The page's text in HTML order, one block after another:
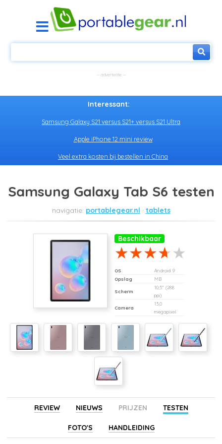
Interessant:
Samsung Galaxy S21 versus S21+ versus S21 Ultra
Apple iPhone 12 mini review
Veel extra kosten bij bestellen in China
Samsung Galaxy Tab S6 testen
portablegear.nl tablets
Beschikbaar
OS
Android 9
Opslag
MB
Scherm
10,5" (288
ppi)
Camera
13,0
megapixel
REVIEW NIEUWS PRIJZEN TESTEN
FOTO'S HANDLEIDING